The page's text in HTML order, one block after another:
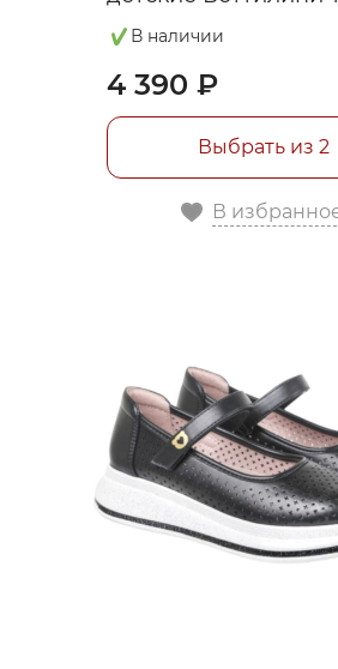
348(5)
В наличии
4 390 ₽
Выбрать из 2
В